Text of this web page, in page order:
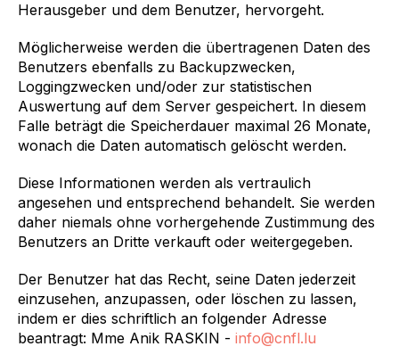
Herausgeber und dem Benutzer, hervorgeht.
Möglicherweise werden die übertragenen Daten des
Benutzers ebenfalls zu Backupzwecken,
Loggingzwecken und/oder zur statistischen
Auswertung auf dem Server gespeichert. In diesem
Falle beträgt die Speicherdauer maximal 26 Monate,
wonach die Daten automatisch gelöscht werden.
Diese Informationen werden als vertraulich
angesehen und entsprechend behandelt. Sie werden
daher niemals ohne vorhergehende Zustimmung des
Benutzers an Dritte verkauft oder weitergegeben.
Der Benutzer hat das Recht, seine Daten jederzeit
einzusehen, anzupassen, oder löschen zu lassen,
indem er dies schriftlich an folgender Adresse
beantragt: Mme Anik RASKIN - info@cnfl.lu